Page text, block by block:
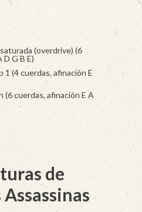
(overdrive) (6
D G B E)
1 (4 cuerdas, afinación E
(6 cuerdas, afinación E A
de